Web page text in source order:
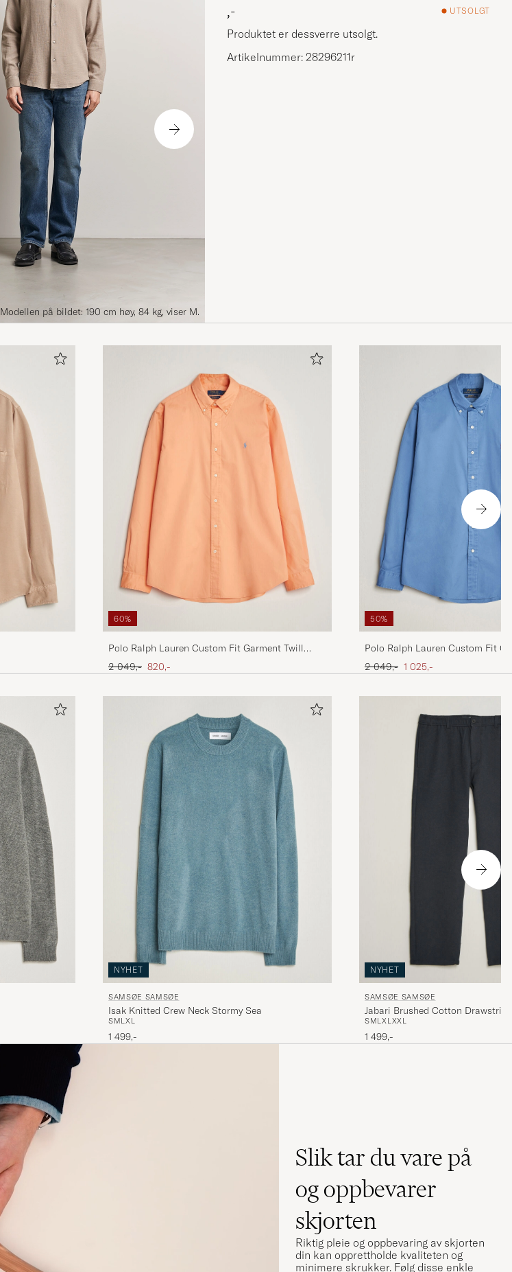
Modellen på bildet: 190 cm høy, 84 kg, viser M.
,-
UTSOLGT
Produktet er dessverre utsolgt.
Artikelnummer: 28296211r
60%
Polo Ralph Lauren Custom Fit Garment Twill
Shirt Poppy
Ordinær pris
2 049,- Nedsatt pris
820,-
50%
Polo Ralph Lauren Custom Fit
Shirt Nimes Blue
Ordinær pris
2 049,- Nedsatt pris
1 025,-
NYHET
SAMSØE SAMSØE
Isak Knitted Crew Neck Stormy Sea
SMLXL
1 499,-
NYHET
SAMSØE SAMSØE
Jabari Brushed Cotton
Grey Melange
SMLXL XXL
1 499,-
Slik tar du vare på
og oppbevarer
skjorten
Riktig pleie og oppbevaring av skjorten
din kan opprettholde kvaliteten og
minimere skrukker. Følg disse enkle